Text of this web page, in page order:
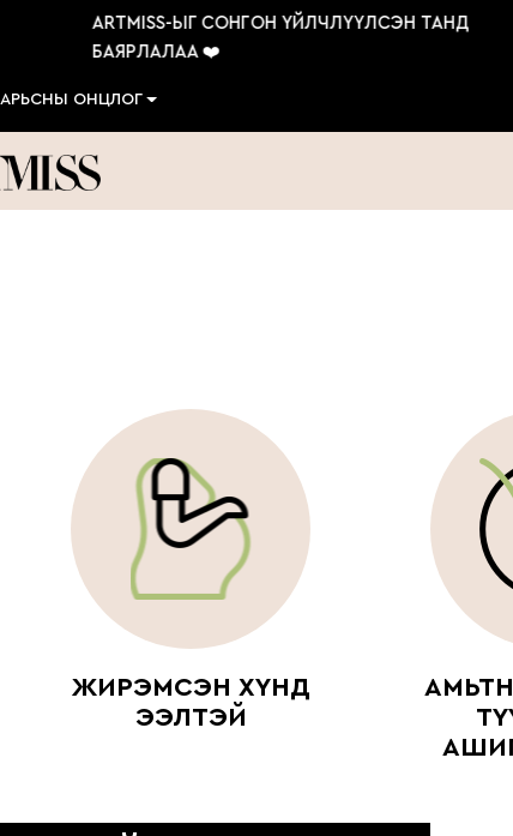
ARTMISS-ЫГ СОНГОН ҮЙЛЧЛҮҮЛСЭН ТАНД
БАЯРЛАЛАА ❤️
АРЬСНЫ ОНЦЛОГ
ЖИРЭМСЭН ХҮНД
ЭЭЛТЭЙ